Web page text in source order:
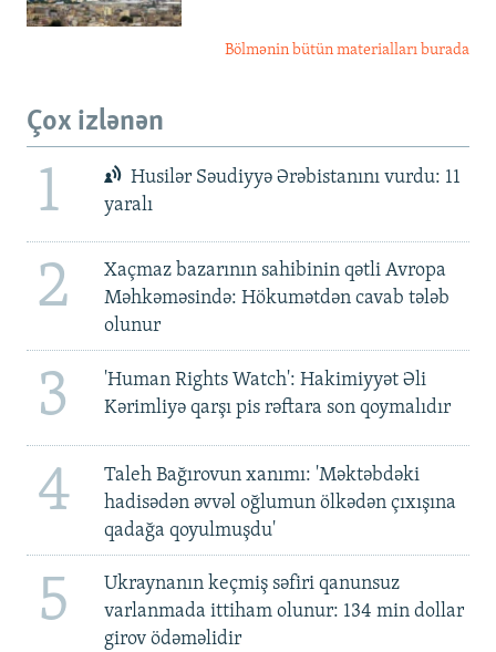
Bölmənin bütün materialları burada
Çox izlənən
1
Husilər Səudiyyə Ərəbistanını vurdu: 11
yaralı
2
Xaçmaz bazarının sahibinin qətli Avropa
Məhkəməsində: Hökumətdən cavab tələb
olunur
3
'Human Rights Watch': Hakimiyyət Əli
Kərimliyə qarşı pis rəftara son qoymalıdır
4
Taleh Bağırovun xanımı: 'Məktəbdəki
hadisədən əvvəl oğlumun ölkədən çıxışına
qadağa qoyulmuşdu'
5
Ukraynanın keçmiş səfiri qanunsuz
varlanmada ittiham olunur: 134 min dollar
girov ödəməlidir